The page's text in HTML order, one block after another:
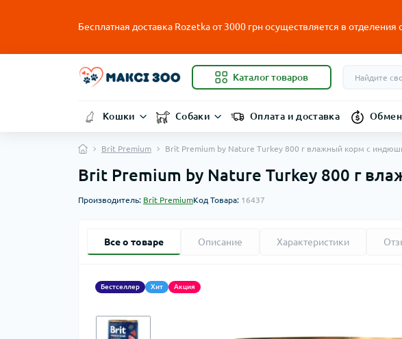
Бесплатная доставка Rozetka от3000 грн осуществляется в отделения
Каталог товаров
Кошки Собаки Оплата и доставка Обмен
Brit Premium Brit Premium by Nature Turkey 800 г влажный корм с
Brit Premium by Nature Turkey 800 г
Производитель: Brit PremiumКод Товара: 16437
Все о товаре Описание Характеристики
Бестселлер Хит Акция